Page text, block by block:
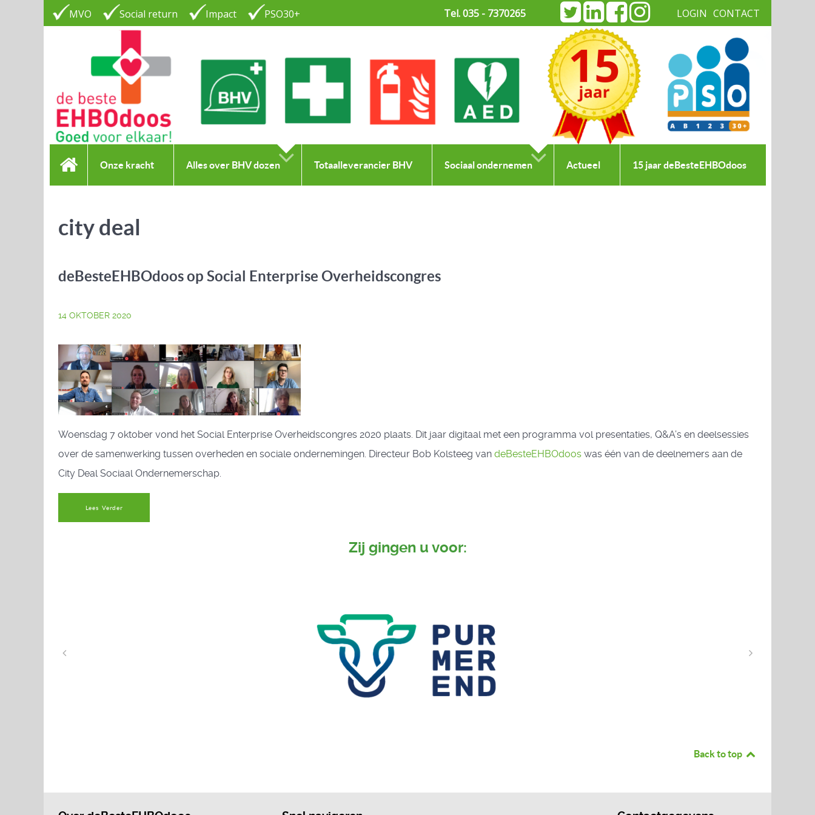
MVO Social return Impact PSO30+ Tel. 035 - 7370265 LOGIN CONTACT
Onze kracht Alles over BHV dozen Totaalleverancier BHV Sociaal ondernemen Actueel 15 jaar deBesteEHBOdoos
city deal
deBesteEHBOdoos op Social Enterprise Overheidscongres
14 OKTOBER 2020
Woensdag 7 oktober vond het Social Enterprise Overheidscongres 2020 plaats. Dit jaar digitaal met een programma vol presentaties, Q&A’s en deelsessies
over de samenwerking tussen overheden en sociale ondernemingen. Directeur Bob Kolsteeg van deBesteEHBOdoos was één van de deelnemers aan de
City Deal Sociaal Ondernemerschap.
Lees Verder
Zij gingen u voor:
Back to top